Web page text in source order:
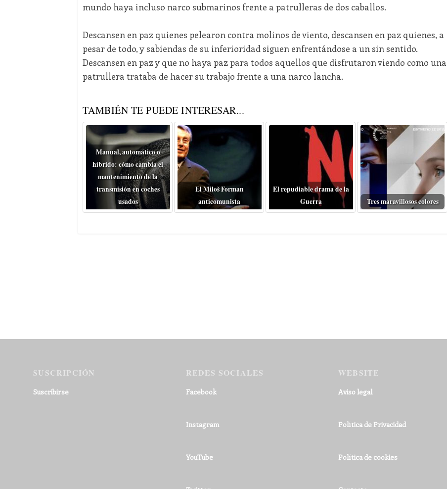
mundo haya incluso narco submarinos frente a patrulleras de dos caballos.
Descansen en paz quienes pelearon contra molinos de viento, descansen en paz quienes, a
pesar de todo, y sabiendas de su inferioridad siguen enfrentándose a un sin sentido.
Descansen en paz y que no haya paz para todos aquellos que disfrutaron viendo como una
patrullera trataba de hacer su trabajo frente a una narco lancha.
TAMBIÉN TE PUEDE INTERESAR...
Manual, automático o
híbrido: cómo cambia el
mantenimiento de la
transmisión en coches
usados
El Miloš Forman
anticomunista
El repudiable drama de la
Guerra
Tres maravillosos colores
SUSCRIPCIÓN
Suscribirse
REDES SOCIALES
Facebook
Instagram
YouTube
WEBSITE
Aviso legal
Política de Privacidad
Política de cookies